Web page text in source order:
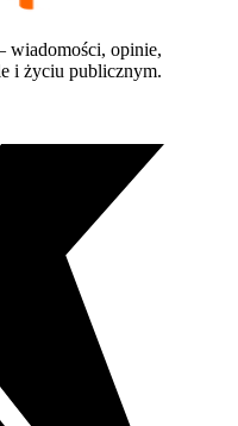
opinie,
i życiu publicznym.